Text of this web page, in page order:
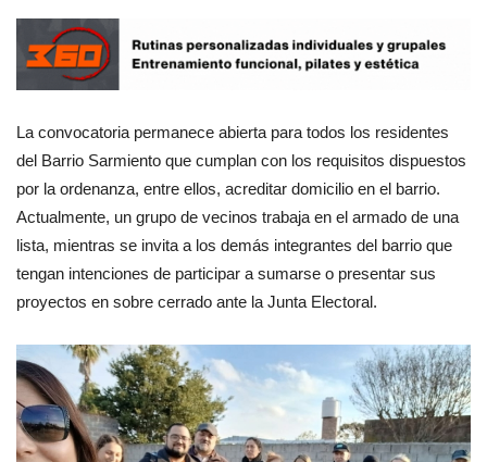
La convocatoria permanece abierta para todos los residentes
del Barrio Sarmiento que cumplan con los requisitos dispuestos
por la ordenanza, entre ellos, acreditar domicilio en el barrio.
Actualmente, un grupo de vecinos trabaja en el armado de una
lista, mientras se invita a los demás integrantes del barrio que
tengan intenciones de participar a sumarse o presentar sus
proyectos en sobre cerrado ante la Junta Electoral.